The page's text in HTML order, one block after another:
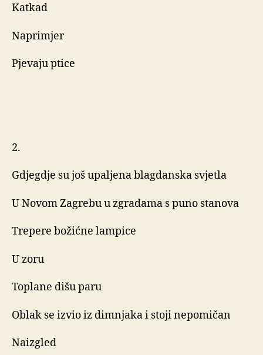
Katkad
Naprimjer
Pjevaju ptice
2.
Gdjegdje su još upaljena blagdanska svjetla
U Novom Zagrebu u zgradama s puno stanova
Trepere božićne lampice
U zoru
Toplane dišu paru
Oblak se izvio iz dimnjaka i stoji nepomičan
Naizgled